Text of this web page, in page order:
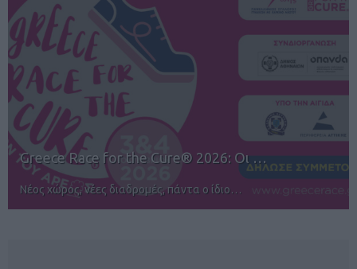
12ος TUI Rhodes Marathon: Άνοιγμα ε…
Αγώνες για όλους στην Ρόδο